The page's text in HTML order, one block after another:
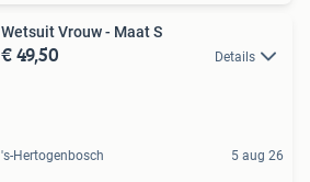
Wetsuit Vrouw - Maat S
€ 49,50 Details
's-Hertogenbosch 5 aug 26